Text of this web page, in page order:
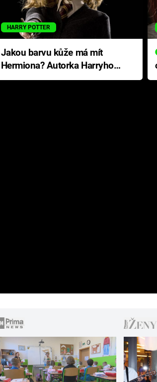
HARRY POTTER
Jakou barvu kůže má mít
Hermiona? Autorka Harryho
Pottera přišla s ráznou